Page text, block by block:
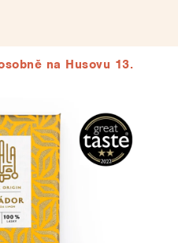
na Husovu 13.